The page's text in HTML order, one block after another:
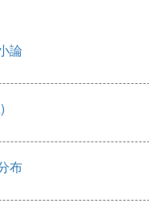
論
布